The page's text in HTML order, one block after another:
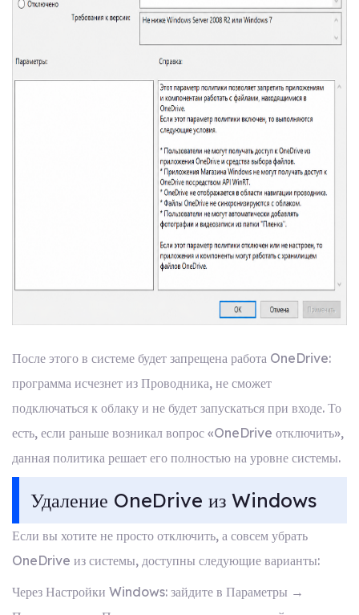
После этого в системе будет запрещена работа OneDrive:
программа исчезнет из Проводника, не сможет
подключаться к облаку и не будет запускаться при входе. То
есть, если раньше возникал вопрос «OneDrive отключить»,
данная политика решает его полностью на уровне системы.
Удаление OneDrive из Windows
Если вы хотите не просто отключить, а совсем убрать
OneDrive из системы, доступны следующие варианты:
Через Настройки Windows: зайдите в Параметры →